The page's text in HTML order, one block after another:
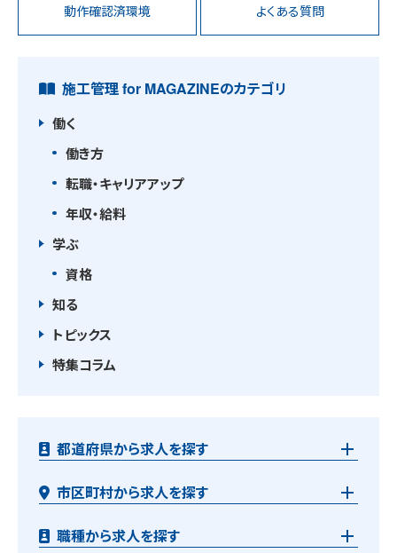
動作確認済環境 よくある質問
施工管理 for MAGAZINEのカテゴリ
働く
働き方
転職・キャリアアップ
年収・給料
学ぶ
資格
知る
トピックス
特集コラム
都道府県から求人を探す
市区町村から求人を探す
職種から求人を探す